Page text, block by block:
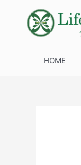
HOME